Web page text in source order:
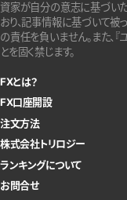
資家が自分の意志に基づい
おり、記事情報に基づいて被
の責任を負いません。また、
とを固く禁じます。
FXとは？
FX口座開設
注文方法
株式会社トリロジー
ランキングについて
お問合せ